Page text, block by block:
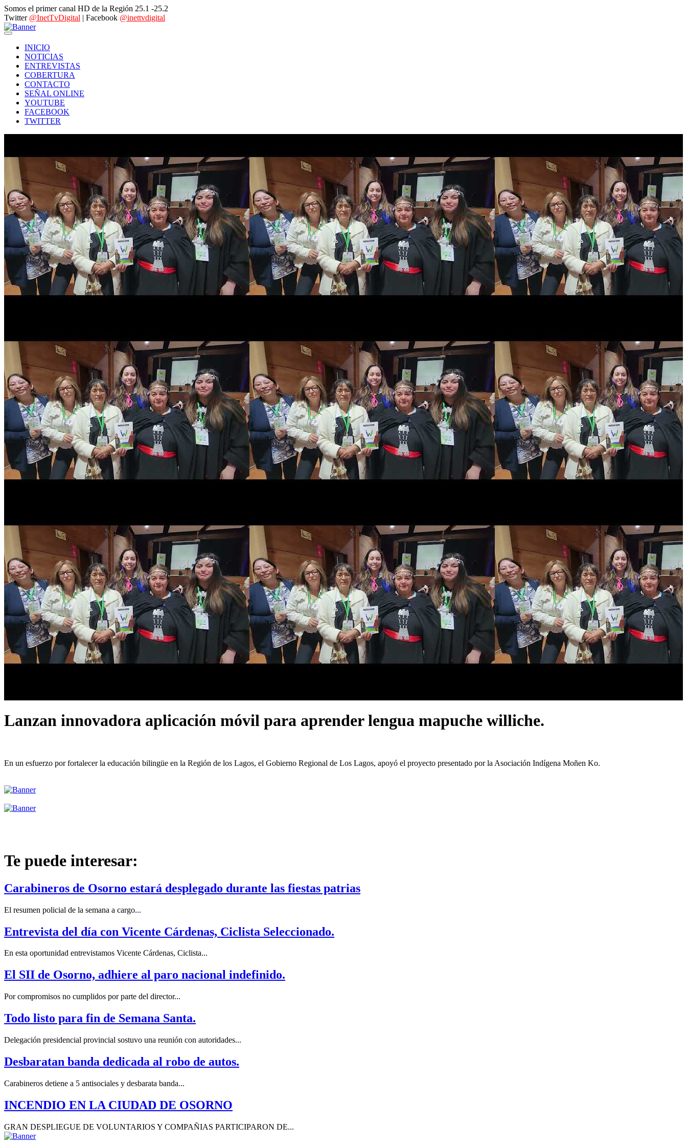
Somos el primer canal HD de la Región 25.1 -25.2
Twitter @InetTvDigital | Facebook @inettvdigital
INICIO
NOTICIAS
ENTREVISTAS
COBERTURA
CONTACTO
SEÑAL ONLINE
YOUTUBE
FACEBOOK
TWITTER
Lanzan innovadora aplicación móvil para aprender lengua mapuche williche.
En un esfuerzo por fortalecer la educación bilingüe en la Región de los Lagos, el Gobierno Regional de Los Lagos, apoyó el proyecto presentado por la Asociación Indígena Moñen Ko.
Te puede interesar:
Carabineros de Osorno estará desplegado durante las fiestas patrias
El resumen policial de la semana a cargo...
Entrevista del día con Vicente Cárdenas, Ciclista Seleccionado.
En esta oportunidad entrevistamos Vicente Cárdenas, Ciclista...
El SII de Osorno, adhiere al paro nacional indefinido.
Por compromisos no cumplidos por parte del director...
Todo listo para fin de Semana Santa.
Delegación presidencial provincial sostuvo una reunión con autoridades...
Desbaratan banda dedicada al robo de autos.
Carabineros detiene a 5 antisociales y desbarata banda...
INCENDIO EN LA CIUDAD DE OSORNO
GRAN DESPLIEGUE DE VOLUNTARIOS Y COMPAÑIAS PARTICIPARON DE...